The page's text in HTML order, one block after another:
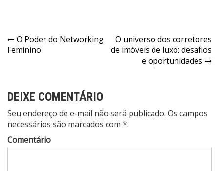
Navegação
de
O Poder do Networking
Feminino
O universo dos corretores
de imóveis de luxo: desafios
e oportunidades
DEIXE COMENTÁRIO
Seu endereço de e-mail não será publicado. Os campos
necessários são marcados com *.
Comentário